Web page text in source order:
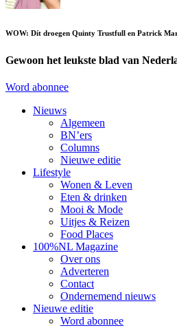
WOW: Dít droegen Quinty Trustfull en Patrick
Gewoon het leukste blad van
Word abonnee
Nieuws
Algemeen
BN’ers
Columns
Nieuwe editie
Lifestyle
Wonen & Leven
Eten & drinken
Mooi & Mode
Uitjes & Reizen
Food Places
100%NL Magazine
Over ons
Adverteren
Contact
Ondernemend nieuws
Nieuwe editie
Word abonnee